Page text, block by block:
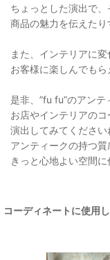
ちょっとした演出で、
商品の魅力を伝えたり
また、インテリアに
お客様に楽しんでもら
是非、”fu fu”のアンテ
お店やインテリアの
演出してみてください
アンティークの持つ質
きっと心地よい空間に
コーディネートに使用